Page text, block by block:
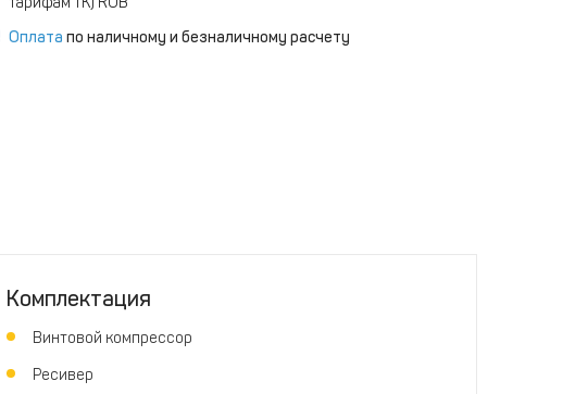
Оплата по наличному и безналичному расчету
Комплектация
Винтовой компрессор
Ресивер